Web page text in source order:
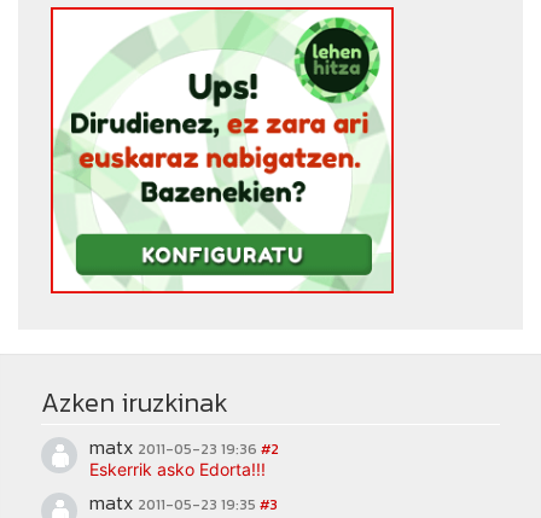
Azken iruzkinak
matx 2011-05-23 19:36 #2
Eskerrik asko Edorta!!!
matx 2011-05-23 19:35 #3